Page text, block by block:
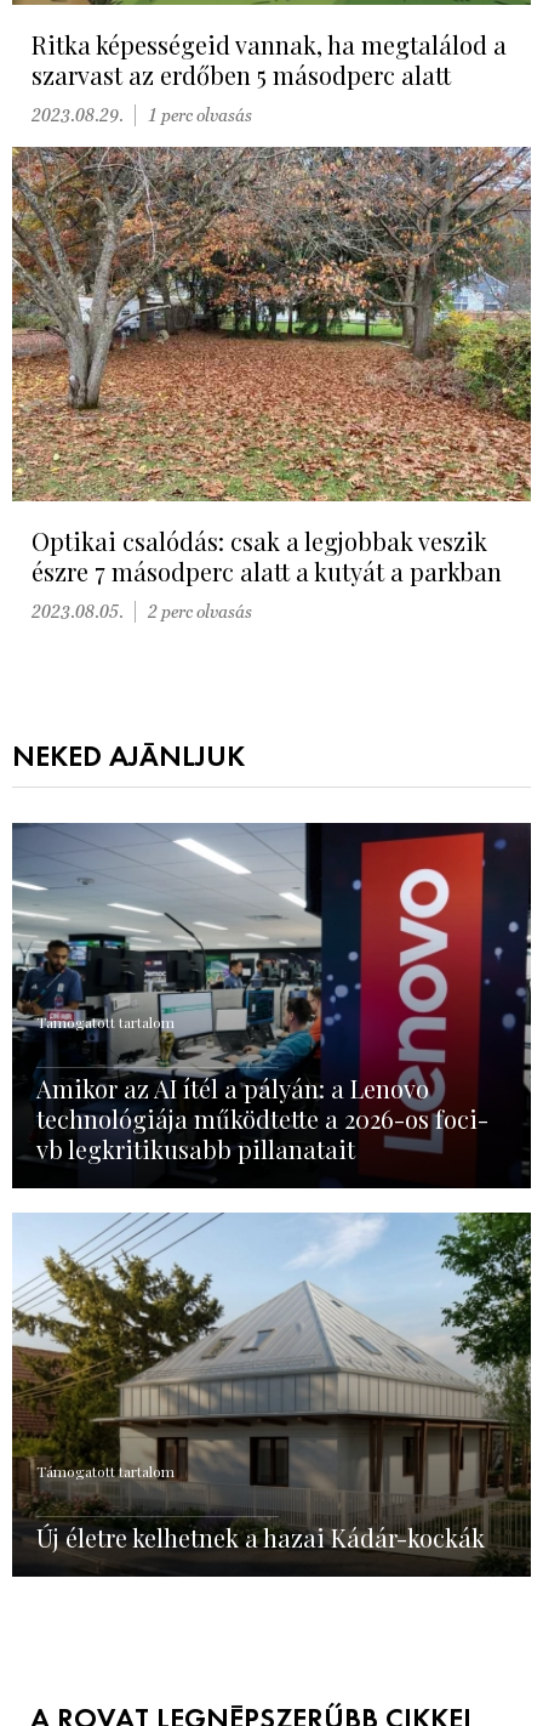
Ritka képességeid vannak, ha megtalálod a
szarvast az erdőben 5 másodperc alatt
2023.08.29. 1 perc olvasás
Optikai csalódás: csak a legjobbak veszik
észre 7 másodperc alatt a kutyát a parkban
2023.08.05. 2 perc olvasás
NEKED AJÁNLJUK
Támogatott tartalom
Amikor az AI ítél a pályán: a Lenovo
technológiája működtette a 2026-os foci-
vb legkritikusabb pillanatait
Támogatott tartalom
Új életre kelhetnek a hazai Kádár-kockák